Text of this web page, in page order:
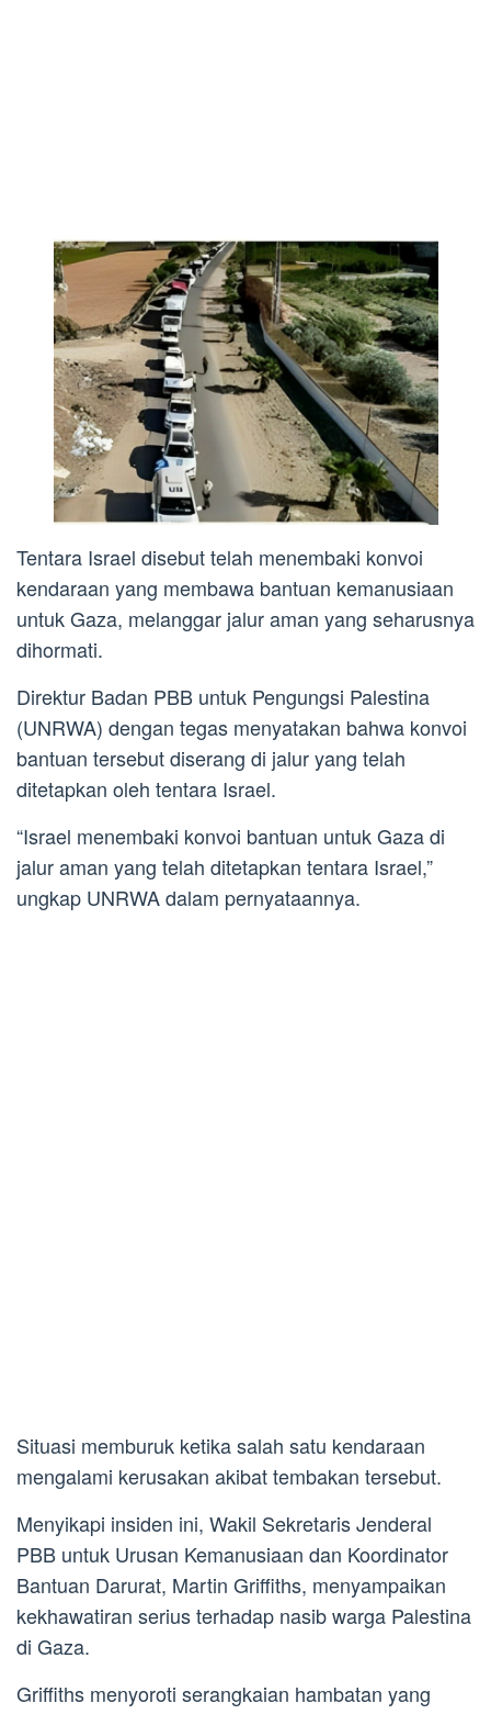
Tentara Israel disebut telah menembaki konvoi
kendaraan yang membawa bantuan kemanusiaan
untuk Gaza, melanggar jalur aman yang seharusnya
dihormati.
Direktur Badan PBB untuk Pengungsi Palestina
(UNRWA) dengan tegas menyatakan bahwa konvoi
bantuan tersebut diserang di jalur yang telah
ditetapkan oleh tentara Israel.
“Israel menembaki konvoi bantuan untuk Gaza di
jalur aman yang telah ditetapkan tentara Israel,”
ungkap UNRWA dalam pernyataannya.
Situasi memburuk ketika salah satu kendaraan
mengalami kerusakan akibat tembakan tersebut.
Menyikapi insiden ini, Wakil Sekretaris Jenderal
PBB untuk Urusan Kemanusiaan dan Koordinator
Bantuan Darurat, Martin Griffiths, menyampaikan
kekhawatiran serius terhadap nasib warga Palestina
di Gaza.
Griffiths menyoroti serangkaian hambatan yang